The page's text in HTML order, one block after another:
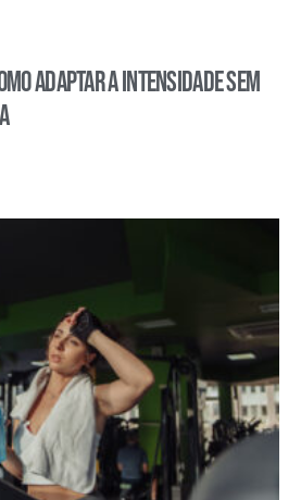
adaptar a intensidade sem